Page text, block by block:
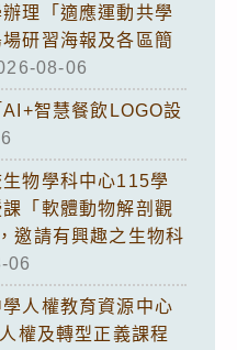
理「適應運動共學
研習海報及各區簡
08-06
智慧餐飲LOGO設
物學科中心115學
「軟體動物解剖觀
邀請有興趣之生物科
06
人權教育資源中心
權及轉型正義課程